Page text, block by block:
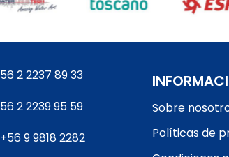
56 2 2237 89 33
56 2 2239 95 59
+56 9 9818 2282
Sobre
Políticas de